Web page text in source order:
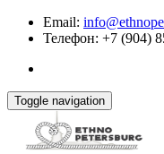
Email:
Телефон: +7 (904)
Toggle navigation